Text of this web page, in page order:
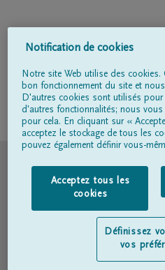
Suivez-nous sur
Conditions
Déclaration
Déclaration
Notification de cookies
Notre site Web utilise des cookies.
bon fonctionnement du site et
D'autres cookies sont utilisés pour
d'autres fonctionnalités; nous
pour cela. En cliquant sur «
acceptez le stockage de tous les
pouvez également définir vous-
Acceptez tous les
cookies
Définissez
vos